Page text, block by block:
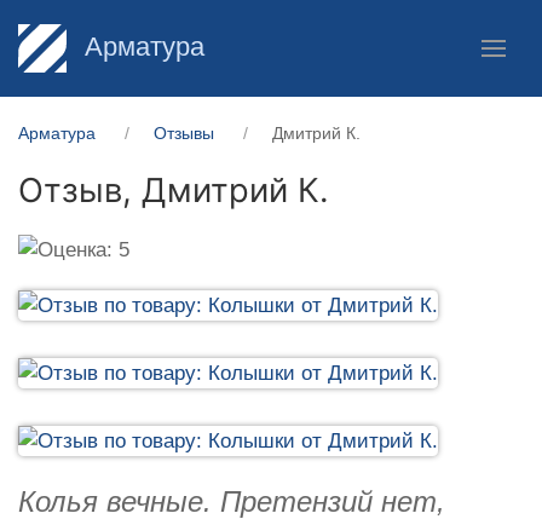
Арматура
Арматура Отзывы Дмитрий К.
Отзыв, Дмитрий К.
Колья вечные. Претензий нет,